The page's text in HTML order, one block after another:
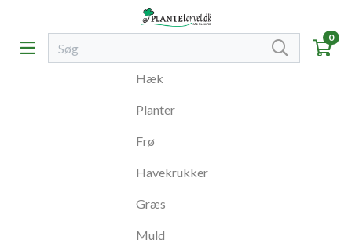
0
Hæk
Planter
Frø
Havekrukker
Græs
Muld